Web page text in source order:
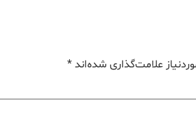
علامت‌گذاری شده‌اند*